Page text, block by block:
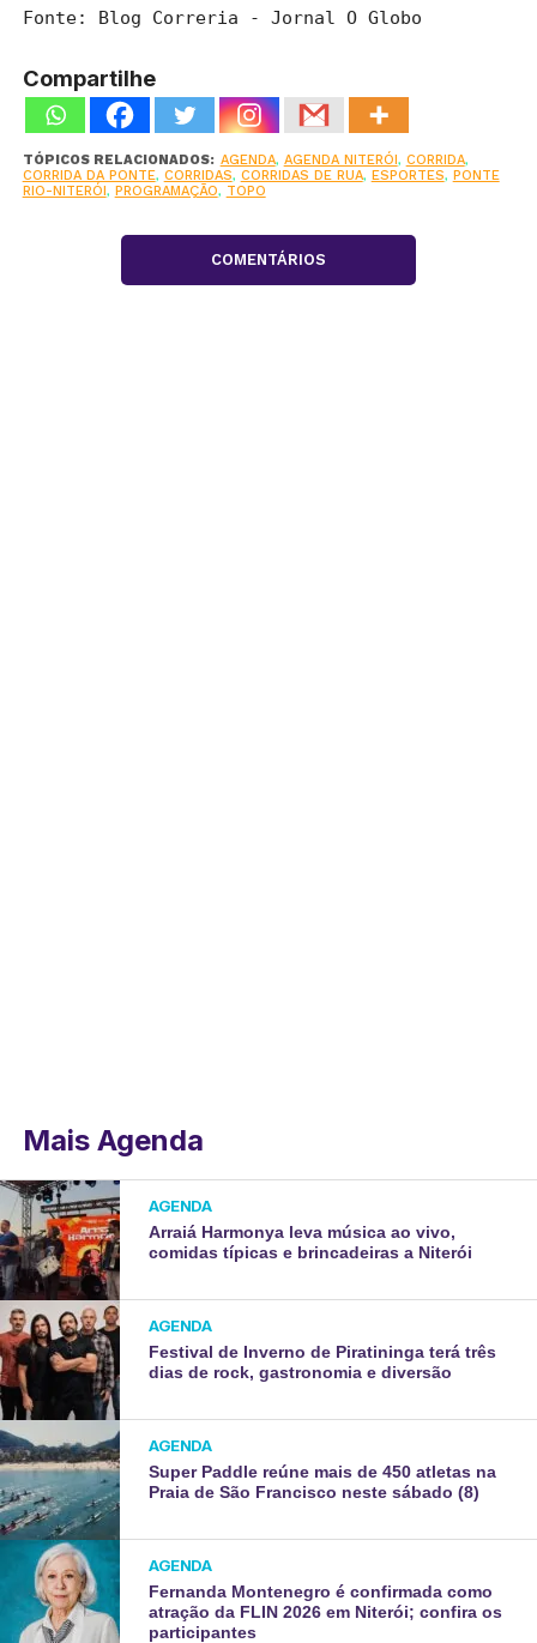
Fonte: Blog Correria - Jornal O Globo
Compartilhe
TÓPICOS RELACIONADOS: AGENDA, AGENDA NITERÓI, CORRIDA,
CORRIDA DA PONTE, CORRIDAS, CORRIDAS DE RUA, ESPORTES, PONTE
RIO-NITERÓI, PROGRAMAÇÃO, TOPO
COMENTÁRIOS
Mais Agenda
AGENDA
Arraiá Harmonya leva música ao vivo,
comidas típicas e brincadeiras a Niterói
AGENDA
Festival de Inverno de Piratininga terá três
dias de rock, gastronomia e diversão
AGENDA
Super Paddle reúne mais de 450 atletas na
Praia de São Francisco neste sábado (8)
AGENDA
Fernanda Montenegro é confirmada como
atração da FLIN 2026 em Niterói; confira os
participantes